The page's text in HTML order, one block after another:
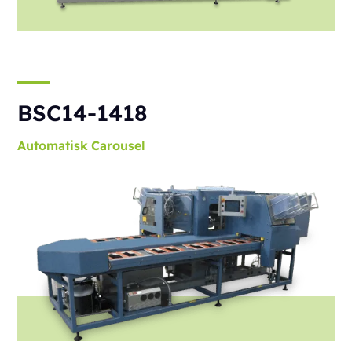
BSC14-1418
Automatisk Carousel